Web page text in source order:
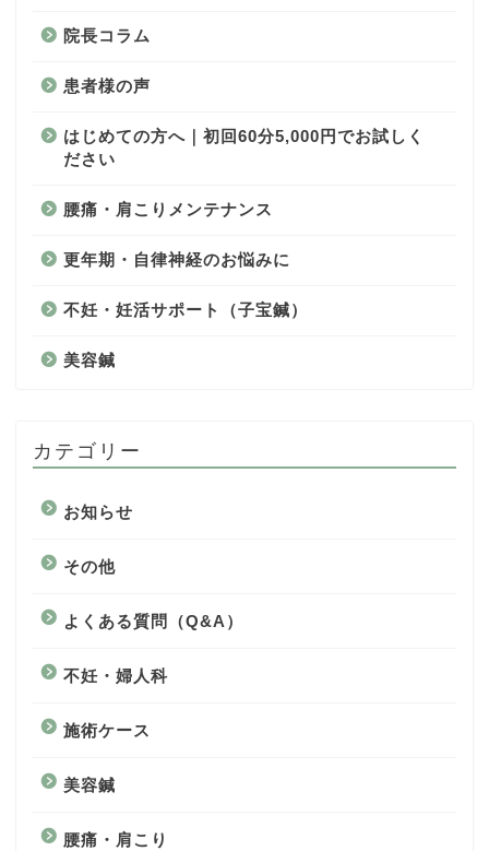
院長コラム
患者様の声
はじめての方へ｜初回60分5,000円でお試しく
ださい
腰痛・肩こりメンテナンス
更年期・自律神経のお悩みに
不妊・妊活サポート（子宝鍼）
美容鍼
カテゴリー
お知らせ
その他
よくある質問（Q&A）
不妊・婦人科
施術ケース
美容鍼
腰痛・肩こり